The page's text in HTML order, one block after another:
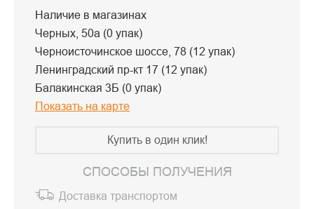
Наличие в магазинах
Черных, 50а (0 упак)
Черноисточинское шоссе, 78 (12 упак)
Ленинградский пр-кт 17 (12 упак)
Балакинская 3Б (0 упак)
Показать на карте
Купить в один клик!
СПОСОБЫ ПОЛУЧЕНИЯ
Доставка транспортом